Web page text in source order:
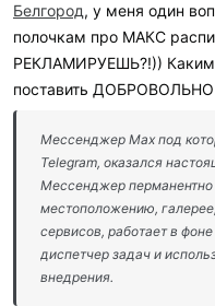
Белгород, у меня один
полочкам про МАКС
РЕКЛАМИРУЕШЬ?!)) Каким
поставить ДОБРОВОЛЬНО
Мессенджер Max под
Telegram, оказался
Мессенджер перманентно
местоположению,
сервисов, работает в
диспетчер задач и
внедрения.